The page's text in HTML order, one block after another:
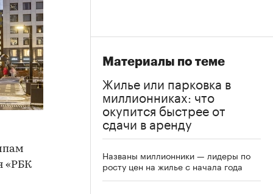
«РБК
Материалы по теме
Жилье или парковка в
миллионниках: что
окупится быстрее от
сдачи в аренду
Названы миллионники — лидеры по
росту цен на жилье с начала года